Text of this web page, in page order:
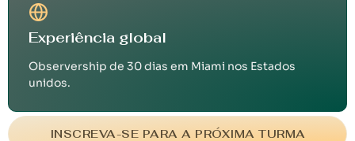
Experiência global
Observership de 30 dias em Miami nos Estados
unidos.
INSCREVA-SE PARA A PRÓXIMA TURMA